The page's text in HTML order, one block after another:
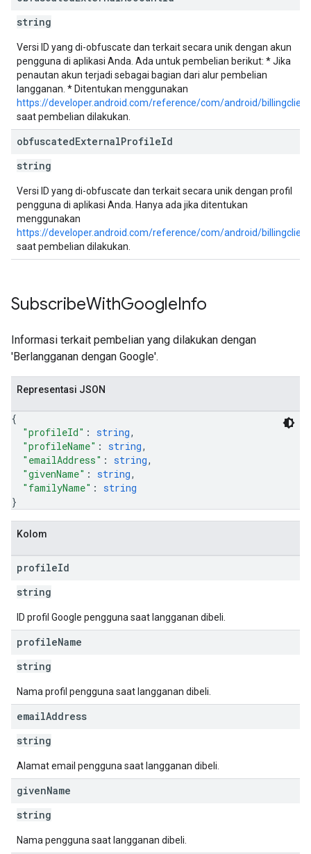
string
Versi ID yang di-obfuscate dan terkait secara unik dengan akun
pengguna di aplikasi Anda. Ada untuk pembelian berikut: * Jika
penautan akun terjadi sebagai bagian dari alur pembelian
langganan. * Ditentukan menggunakan
https://developer.android.com/reference/com/android/
saat pembelian dilakukan.
obfuscatedExternalProfileId
string
Versi ID yang di-obfuscate dan terkait secara unik dengan profil
pengguna di aplikasi Anda. Hanya ada jika ditentukan
menggunakan
https://developer.android.com/reference/com/android/
saat pembelian dilakukan.
SubscribeWithGoogleInfo
Informasi terkait pembelian yang dilakukan dengan
'Berlangganan dengan Google'.
Representasi JSON
{
"profileId" : string,
"profileName" : string,
"emailAddress" : string,
"givenName" : string,
"familyName" : string
}
Kolom
profileId
string
ID profil Google pengguna saat langganan dibeli.
profileName
string
Nama profil pengguna saat langganan dibeli.
emailAddress
string
Alamat email pengguna saat langganan dibeli.
givenName
string
Nama pengguna saat langganan dibeli.